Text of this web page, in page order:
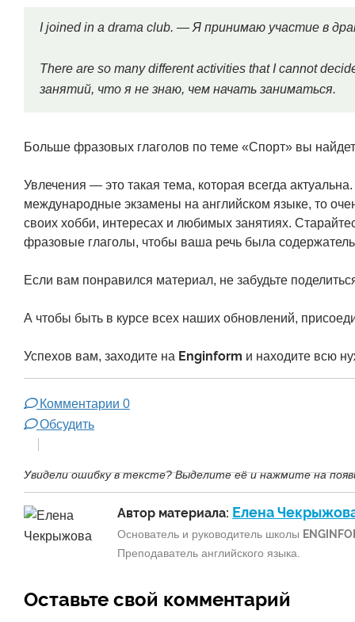
I joined in a drama club. — Я принимаю участие в
There are so many different activities that I cannot
занятий, что я не знаю, чем начать заниматься.
Больше фразовых глаголов по теме «Спорт» вы
Увлечения — это такая тема, которая всегда
международные экзамены на английском языке, то
своих хобби, интересах и любимых занятиях.
фразовые глаголы, чтобы ваша речь была
Если вам понравился материал, не забудьте
А чтобы быть в курсе всех наших обновлений,
Успехов вам, заходите на Enginform и находите всю
Комментарии 0
Обсудить
Увидели ошибку в тексте? Выделите её и нажмите на
Автор материала: Елена
Основатель и руководитель школы
Преподаватель английского языка.
Оставьте свой комментарий